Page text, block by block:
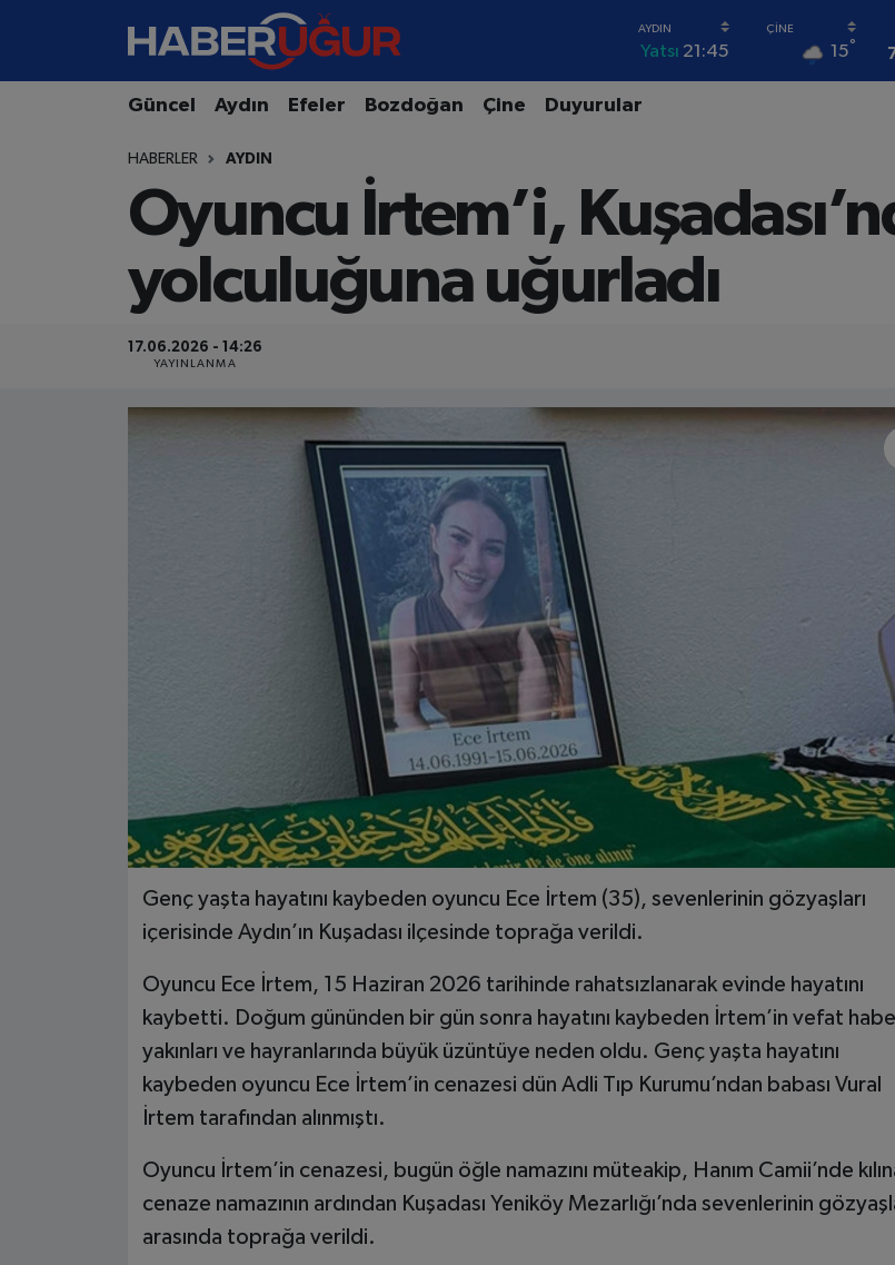
Yatsı 21:45 15°
Güncel Aydın Efeler Bozdoğan Çine Duyurular
HABERLER AYDIN
Oyuncu İrtem’i,
yolculuğuna uğurladı
17.06.2026 - 14:26
YAYINLANMA
Genç yaşta hayatını kaybeden oyuncu Ece İrtem (35), sevenlerinin gözyaşları
içerisinde Aydın’ın Kuşadası ilçesinde toprağa verildi.
Oyuncu Ece İrtem, 15 Haziran 2026 tarihinde rahatsızlanarak evinde hayatını
kaybetti. Doğum gününden bir gün sonra hayatını kaybeden İrtem’in vefat
yakınları ve hayranlarında büyük üzüntüye neden oldu. Genç yaşta hayatını
kaybeden oyuncu Ece İrtem’in cenazesi dün Adli Tıp Kurumu’ndan babası Vural
İrtem tarafından alınmıştı.
Oyuncu İrtem’in cenazesi, bugün öğle namazını müteakip, Hanım Camii’nde
cenaze namazının ardından Kuşadası Yeniköy Mezarlığı’nda sevenlerinin
arasında toprağa verildi.
Aydın Nöbetçi Eczaneler
Aydın Namaz Vakitleri
Aydın Trafik Yoğunluk Haritası
Süper Lig Puan Durumu ve Fikstür
Tüm Manşetler
Son Dakika Haberleri